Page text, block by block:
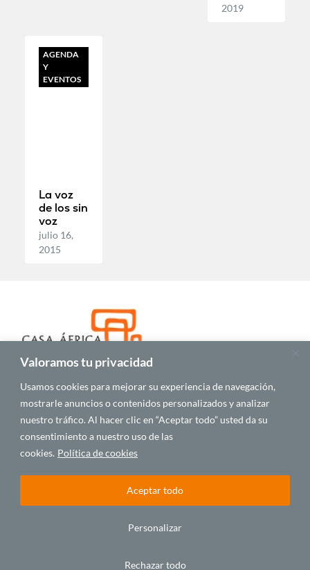
Valoramos tu privacidad
Usamos cookies para mejorar su experiencia de navegación,
mostrarle anuncios o contenidos personalizados y analizar
nuestro tráfico. Al hacer clic en “Aceptar todo” usted da su
consentimiento a nuestro uso de las
cookies. Política de cookies
Personalizar
Rechazar todo
Aceptar todo
2019
AGENDA
Y
EVENTOS
La voz
de los sin
voz
julio 16,
2015